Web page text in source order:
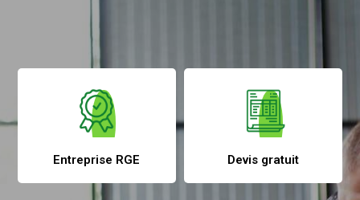
Entreprise RGE Devis gratuit